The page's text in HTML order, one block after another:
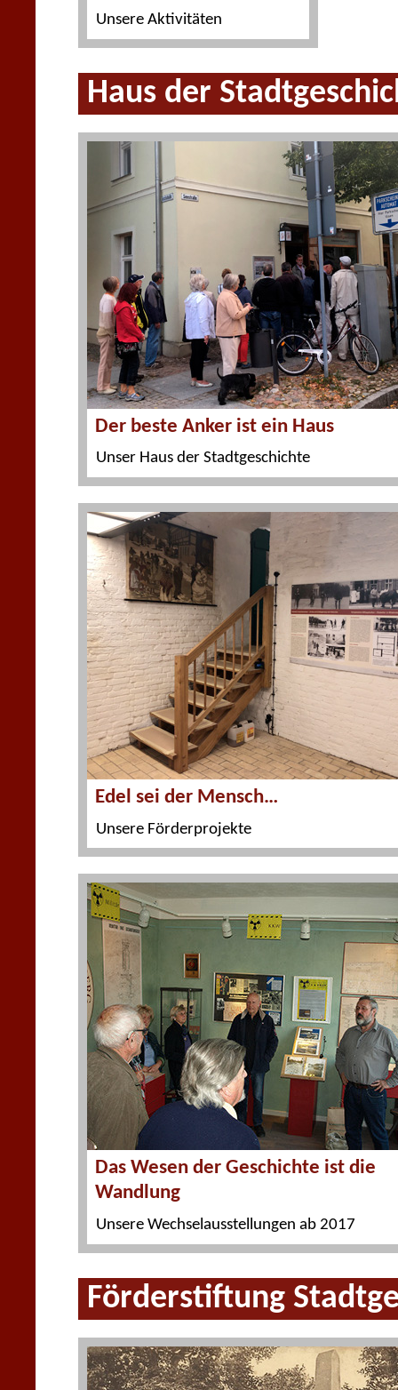
Unsere Aktivitäten
Haus der
Der beste Anker ist ein Haus
Unser Haus der Stadtgeschichte
Edel sei der Mensch…
Unsere Förderprojekte
Das Wesen der Geschichte ist die
Wandlung
Unsere Wechselausstellungen ab 2017
Förderstiftung